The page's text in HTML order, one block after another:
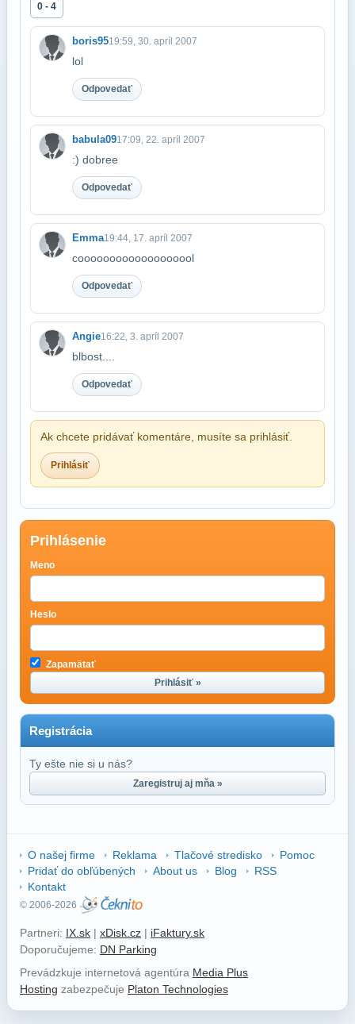
0 - 4
boris9519:59, 30. apríl 2007
lol
Odpovedať
babula0917:09, 22. apríl 2007
:) dobree
Odpovedať
Emma19:44, 17. apríl 2007
cooooooooooooooooool
Odpovedať
Angie16:22, 3. apríl 2007
blbost....
Odpovedať
Ak chcete pridávať komentáre, musíte sa prihlásiť.
Prihlásiť
Prihlásenie
Meno
Heslo
Zapamätať
Prihlásiť »
Registrácia
Ty ešte nie si u nás?
Zaregistruj aj mňa »
O našej firme Reklama Tlačové stredisko
Pomoc
Pridať do obľúbených
About us Blog
RSS
Kontakt
© 2006-2026
Partneri: IX.sk | xDisk.cz | iFaktury.sk
Doporučujeme: DN Parking
Prevádzkuje internetová agentúra Media Plus
Hosting zabezpečuje Platon Technologies